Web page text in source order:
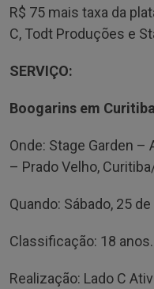
R$ 75 mais taxa da
C, Todt Produções e
SERVIÇO:
Boogarins em Curitiba
Onde: Stage Garden –
– Prado Velho,
Quando: Sábado, 25
Classificação: 18
Realização: Lado C